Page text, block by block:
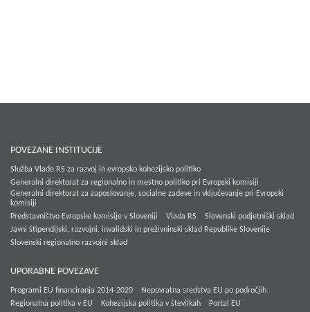
POVEZANE INSTITUCIJE
Služba Vlade RS za razvoj in evropsko kohezijsko politiko
Generalni direktorat za regionalno in mestno politiko pri Evropski komisiji
Generalni direktorat za zaposlovanje, socialne zadeve in vključevanje pri Evropski
komisiji
Predstavništvo Evropske komisije v Sloveniji
Vlada RS
Slovenski podjetniški sklad
Javni štipendijski, razvojni, invalidski in preživninski sklad Republike Slovenije
Slovenski regionalno razvojni sklad
UPORABNE POVEZAVE
Programi EU financiranja 2014-2020
Nepovratna sredstva EU po področjih
Regionalna politika v EU
Kohezijska politika v številkah
Portal EU